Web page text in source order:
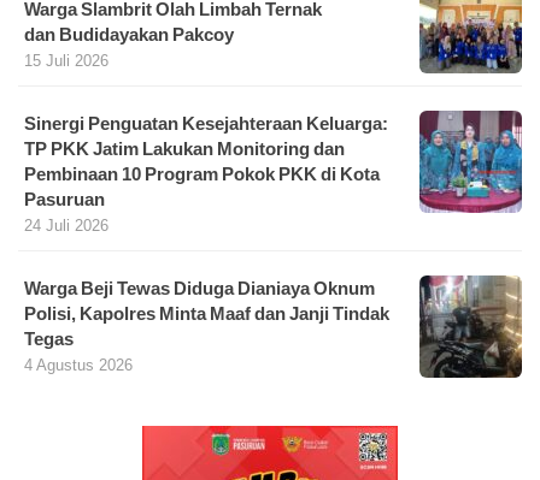
Warga Slambrit Olah Limbah Ternak
dan Budidayakan Pakcoy
15 Juli 2026
Sinergi Penguatan Kesejahteraan Keluarga:
TP PKK Jatim Lakukan Monitoring dan
Pembinaan 10 Program Pokok PKK di Kota
Pasuruan
24 Juli 2026
Warga Beji Tewas Diduga Dianiaya Oknum
Polisi, Kapolres Minta Maaf dan Janji Tindak
Tegas
4 Agustus 2026